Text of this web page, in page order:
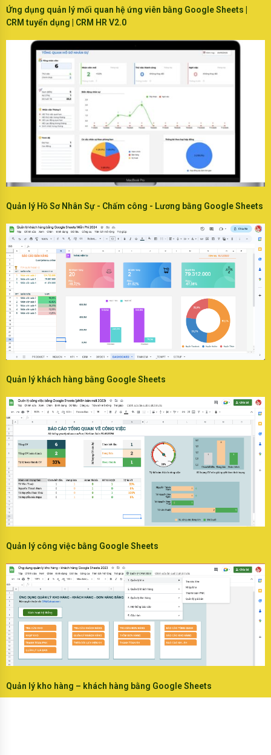
Ứng dụng quản lý mối quan hệ ứng viên bằng Google Sheets |
CRM tuyển dụng | CRM HR V2.0
Quản lý Hồ Sơ Nhân Sự - Chấm công - Lương bằng Google Sheets
Quản lý khách hàng bằng Google Sheets
Quản lý công việc bằng Google Sheets
Quản lý kho hàng – khách hàng bằng Google Sheets